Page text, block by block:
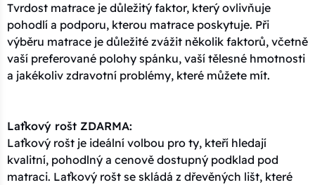
Tvrdost matrace je důležitý faktor, který ovlivňuje
pohodlí a podporu, kterou matrace poskytuje. Při
výběru matrace je důležité zvážit několik faktorů, včetně
vaší preferované polohy spánku, vaší tělesné hmotnosti
a jakékoliv zdravotní problémy, které můžete mít.
Laťkový rošt ZDARMA:
Laťkový rošt je ideální volbou pro ty, kteří hledají
kvalitní, pohodlný a cenově dostupný podklad pod
matraci. Laťkový rošt se skládá z dřevěných lišt, které